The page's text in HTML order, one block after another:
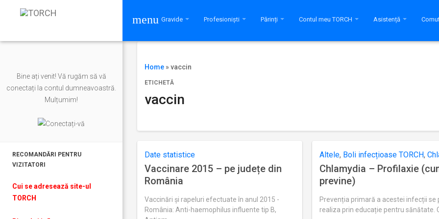
menu Gravide Profesioniști Părinți Contul meu TORCH Asistență
Bine ați venit! Vă rugăm să vă
conectați la contul dumneavoastră.
Mulțumim!
RECOMANDĂRI PENTRU
VIZITATORI
Cui se adresează site-ul
TORCH
Home » vaccin
ETICHETĂ
vaccin
Date statistice
Vaccinare 2015 – pe județe din
România
Vaccinări și rapeluri efectuate în anul 2015 -
România: Anti-haemophilus influente tip B,
Altele, Boli infecțioase TORCH,
Chlamydia – Profilaxie
previne)
Prevenția primară a acestei infecții se
realiza prin educație pentru sănătate.